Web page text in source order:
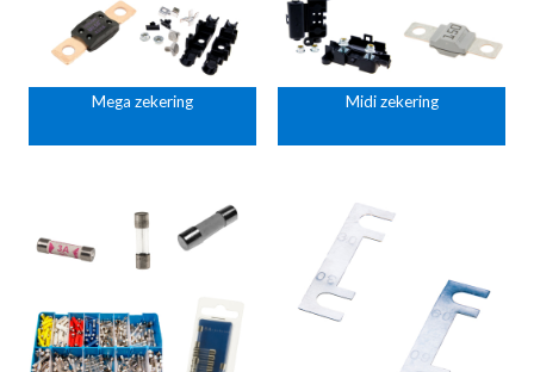
Mega zekering Midi zekering